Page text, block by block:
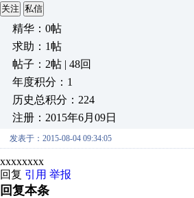
关注 私信
精华：0帖
求助：1帖
帖子：2帖 | 48回
年度积分：1
历史总积分：224
注册：2015年6月09日
发表于：2015-08-04 09:34:05
xxxxxxxx
回复 引用 举报
回复本条